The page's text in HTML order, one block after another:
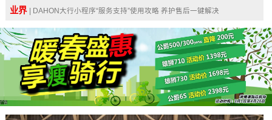
业界 | DAHON大行小程序“服务支持”使用攻略 养护售后一键解决
广告